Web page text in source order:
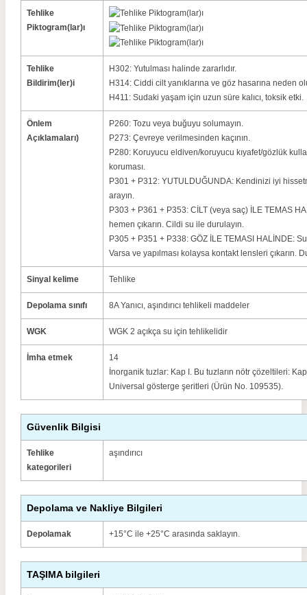
Tehlike
Piktogram(lar)ı
Tehlike
Bildirim(ler)i
H302: Yutulması halinde zararlıdır.
H314: Ciddi cilt yanıklarına ve göz hasarına neden
H411: Sudaki yaşam için uzun süre kalıcı, toksik etki.
Önlem
Açıklamaları)
P260: Tozu veya buğuyu solumayın.
P273: Çevreye verilmesinden kaçının.
P280: Koruyucu eldiven/koruyucu kıyafet/gözlük
koruması.
P301 + P312: YUTULDUĞUNDA: Kendinizi iyi
arayın.
P303 + P361 + P353: CİLT (veya saç) İLE TEMAS
hemen çıkarın. Cildi su ile durulayın.
P305 + P351 + P338: GÖZ İLE TEMASI HALİNDE:
Varsa ve yapılması kolaysa kontakt lensleri çıkarın.
Sinyal kelime Tehlike
Depolama sınıfı 8A Yanıcı, aşındırıcı tehlikeli maddeler
WGK WGK 2 açıkça su için tehlikelidir
İmha etmek
14
İnorganik tuzlar: Kap I. Bu tuzların nötr çözeltileri:
Universal gösterge şeritleri (Ürün No. 109535).
Güvenlik Bilgisi
Tehlike
kategorileri
aşındırıcı
Depolama ve Nakliye Bilgileri
Depolamak +15°C ile +25°C arasında saklayın.
TAŞIMA bilgileri